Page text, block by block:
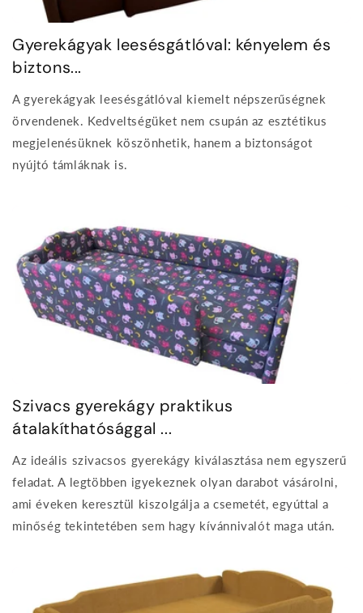
Gyerekágyak leesésgátlóval: kényelem és
biztons...
A gyerekágyak leesésgátlóval kiemelt népszerűségnek
örvendenek. Kedveltségüket nem csupán az esztétikus
megjelenésüknek köszönhetik, hanem a biztonságot
nyújtó támláknak is.
Szivacs gyerekágy praktikus
átalakíthatósággal ...
Az ideális szivacsos gyerekágy kiválasztása nem egyszerű
feladat. A legtöbben igyekeznek olyan darabot vásárolni,
ami éveken keresztül kiszolgálja a csemetét, egyúttal a
minőség tekintetében sem hagy kívánnivalót maga után.